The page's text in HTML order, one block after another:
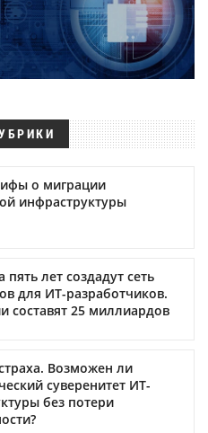
о миграции
инфраструктуры
пять лет создадут сеть
для ИТ-разработчиков.
составят 25 миллиардов
Возможен ли
суверенитет ИТ-
без потери